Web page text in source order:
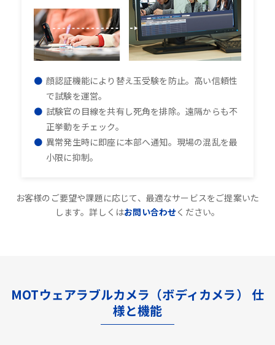
顔認証機能により替え玉受験を防止。高い信頼性
で試験を運営。
試験官の目線を共有し死角を排除。遠隔からも不
正挙動をチェック。
異常発生時に即座に本部へ通知。現場の混乱を最
小限に抑制。
お客様のご要望や課題に応じて、最適なサービスをご提案いた
します。詳しくはお問い合わせください。
MOTウェアラブルカメラ（ボディカメラ） 仕
様と機能